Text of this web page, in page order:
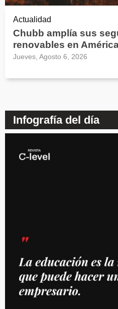
Actualidad
Chubb amplía sus
renovables en
Jueves, Agosto 6, 2026
Infografía del día